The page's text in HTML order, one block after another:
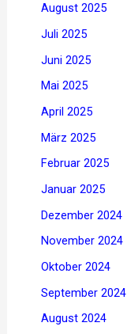
August 2025
Juli 2025
Juni 2025
Mai 2025
April 2025
März 2025
Februar 2025
Januar 2025
Dezember 2024
November 2024
Oktober 2024
September 2024
August 2024